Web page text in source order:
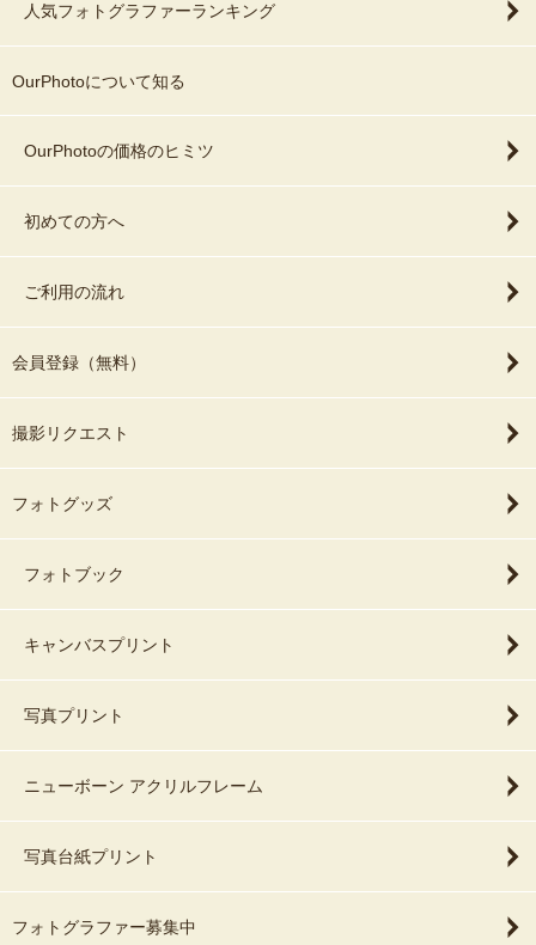
人気フォトグラファーランキング
OurPhotoについて知る
OurPhotoの価格のヒミツ
初めての方へ
ご利用の流れ
会員登録（無料）
撮影リクエスト
フォトグッズ
フォトブック
キャンバスプリント
写真プリント
ニューボーン アクリルフレーム
写真台紙プリント
フォトグラファー募集中